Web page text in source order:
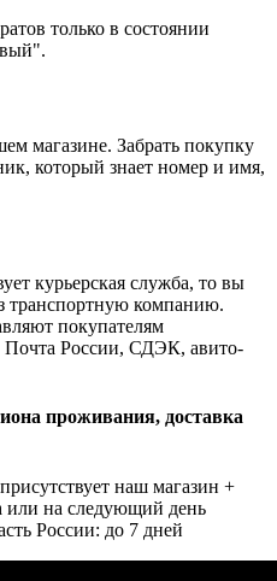
только в состоянии
магазине. Забрать покупку
который знает номер и имя,
курьерская служба, то вы
транспортную компанию.
покупателям
Почта России, СДЭК, авито-
проживания, доставка
наш магазин +
или на следующий день
России: до 7 дней